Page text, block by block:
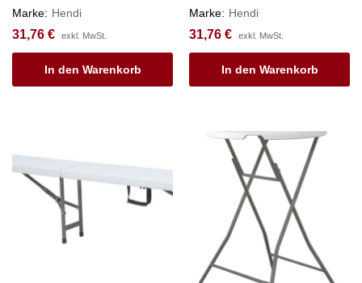
Marke: Hendi
31,76 € exkl. MwSt.
In den Warenkorb
Marke: Hendi
31,76 € exkl. MwSt.
In den Warenkorb